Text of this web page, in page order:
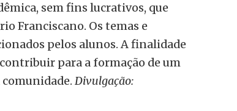
sem fins lucrativos, que
Franciscano. Os temas e
pelos alunos. A finalidade
para a formação de um
Divulgação: